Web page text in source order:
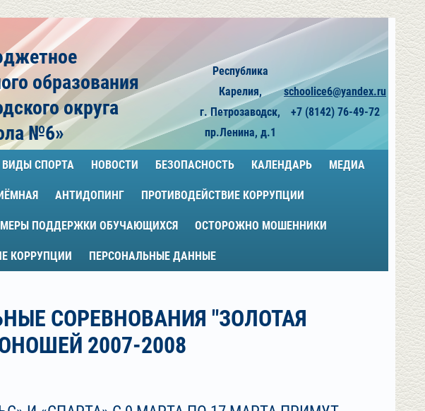
образования
округа
№6»
Республика
Карелия,
г. Петрозаводск,
пр.Ленина, д.1
schoolice6@yandex.ru
+7 (8142) 76-49-72
ВИДЫ СПОРТА НОВОСТИ БЕЗОПАСНОСТЬ КАЛЕНДАРЬ МЕДИА
АНТИДОПИНГ ПРОТИВОДЕЙСТВИЕ КОРРУПЦИИ
ПОДДЕРЖКИ ОБУЧАЮЩИХСЯ ОСТОРОЖНО МОШЕННИКИ
КОРРУПЦИИ ПЕРСОНАЛЬНЫЕ ДАННЫЕ
СОРЕВНОВАНИЯ "ЗОЛОТАЯ
2007-2008